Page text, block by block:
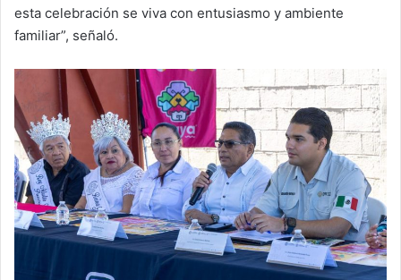
esta celebración se viva con entusiasmo y ambiente
familiar”, señaló.